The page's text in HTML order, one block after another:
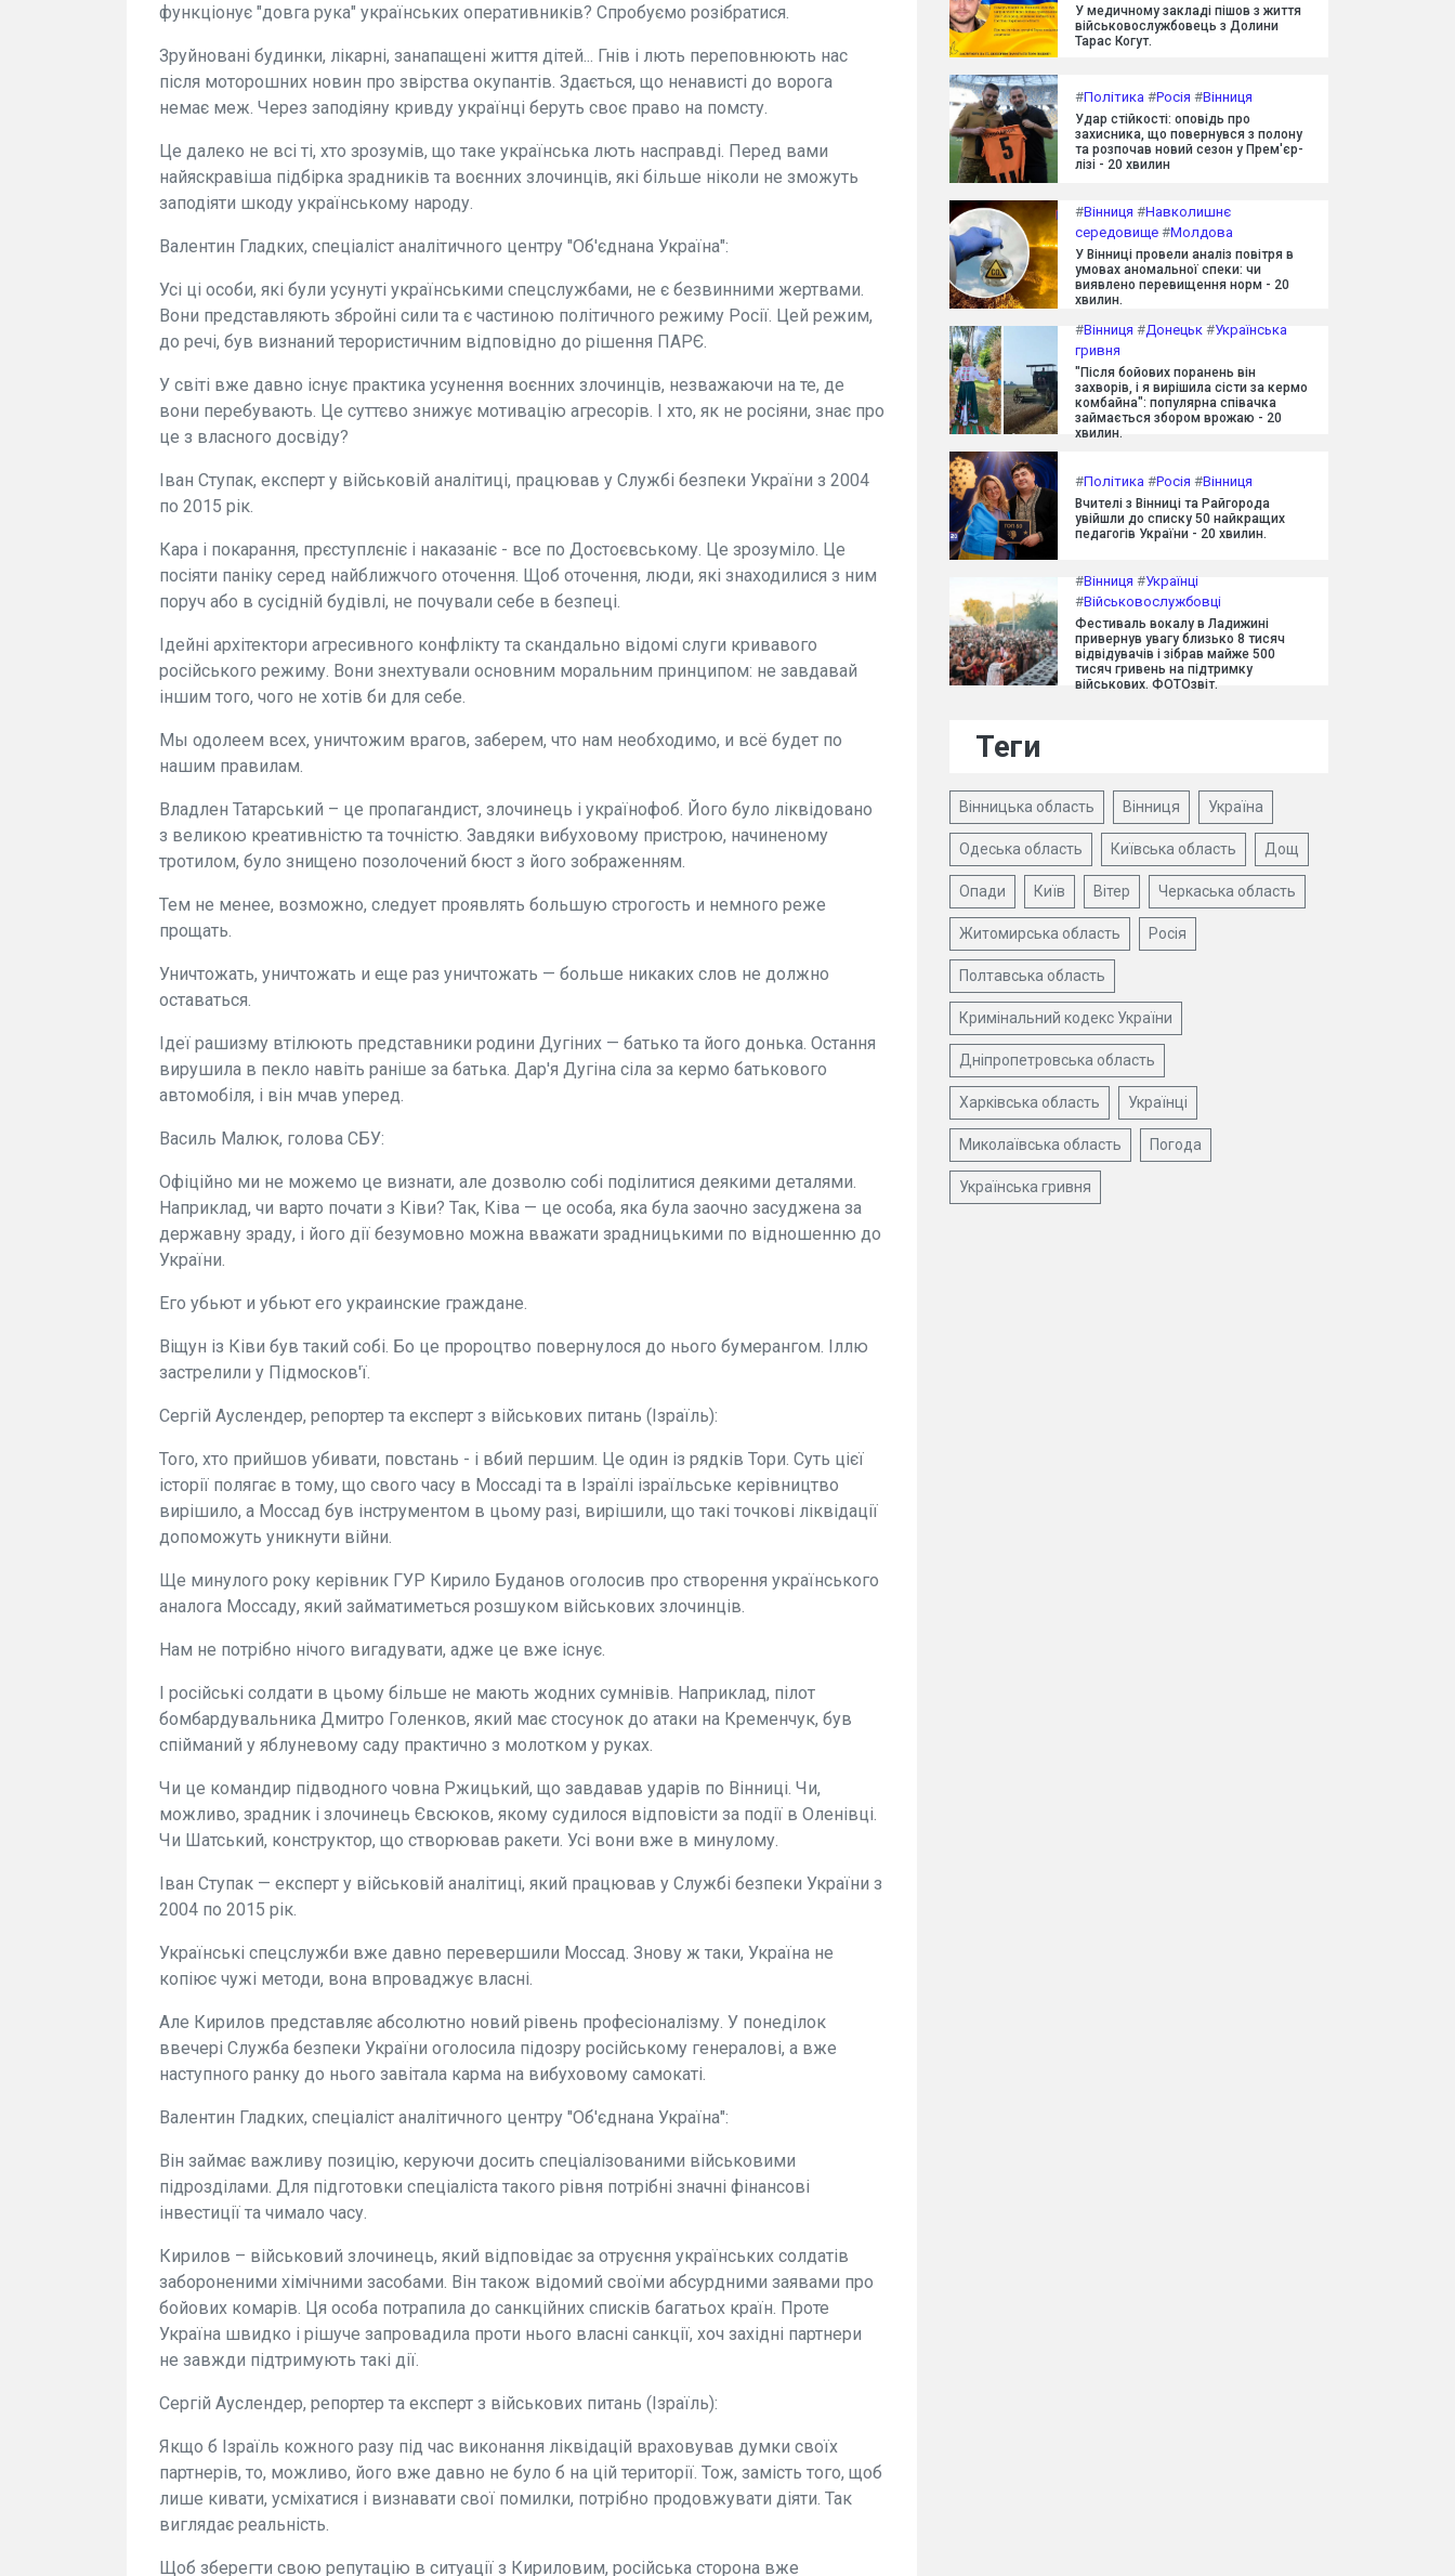
функціонує "довга рука" українських оперативників? Спробуємо розібратися.
Зруйновані будинки, лікарні, занапащені життя дітей... Гнів і лють переповнюють нас
після моторошних новин про звірства окупантів. Здається, що ненависті до ворога
немає меж. Через заподіяну кривду українці беруть своє право на помсту.
Це далеко не всі ті, хто зрозумів, що таке українська лють насправді. Перед вами
найяскравіша підбірка зрадників та воєнних злочинців, які більше ніколи не зможуть
заподіяти шкоду українському народу.
Валентин Гладких, спеціаліст аналітичного центру "Об'єднана Україна":
Усі ці особи, які були усунуті українськими спецслужбами, не є безвинними жертвами.
Вони представляють збройні сили та є частиною політичного режиму Росії. Цей режим,
до речі, був визнаний терористичним відповідно до рішення ПАРЄ.
У світі вже давно існує практика усунення воєнних злочинців, незважаючи на те, де
вони перебувають. Це суттєво знижує мотивацію агресорів. І хто, як не росіяни, знає про
це з власного досвіду?
Іван Ступак, експерт у військовій аналітиці, працював у Службі безпеки України з 2004
по 2015 рік.
Кара і покарання, прєступлєніє і наказаніє - все по Достоєвському. Це зрозуміло. Це
посіяти паніку серед найближчого оточення. Щоб оточення, люди, які знаходилися з ним
поруч або в сусідній будівлі, не почували себе в безпеці.
Ідейні архітектори агресивного конфлікту та скандально відомі слуги кривавого
російського режиму. Вони знехтували основним моральним принципом: не завдавай
іншим того, чого не хотів би для себе.
Мы одолеем всех, уничтожим врагов, заберем, что нам необходимо, и всё будет по
нашим правилам.
Владлен Татарський – це пропагандист, злочинець і українофоб. Його було ліквідовано
з великою креативністю та точністю. Завдяки вибуховому пристрою, начиненому
тротилом, було знищено позолочений бюст з його зображенням.
Тем не менее, возможно, следует проявлять большую строгость и немного реже
прощать.
Уничтожать, уничтожать и еще раз уничтожать — больше никаких слов не должно
оставаться.
Ідеї рашизму втілюють представники родини Дугіних — батько та його донька. Остання
вирушила в пекло навіть раніше за батька. Дар'я Дугіна сіла за кермо батькового
автомобіля, і він мчав уперед.
Василь Малюк, голова СБУ:
Офіційно ми не можемо це визнати, але дозволю собі поділитися деякими деталями.
Наприклад, чи варто почати з Ківи? Так, Ківа — це особа, яка була заочно засуджена за
державну зраду, і його дії безумовно можна вважати зрадницькими по відношенню до
України.
Его убьют и убьют его украинские граждане.
Віщун із Ківи був такий собі. Бо це пророцтво повернулося до нього бумерангом. Іллю
застрелили у Підмосков'ї.
Сергій Ауслендер, репортер та експерт з військових питань (Ізраїль):
Того, хто прийшов убивати, повстань - і вбий першим. Це один із рядків Тори. Суть цієї
історії полягає в тому, що свого часу в Моссаді та в Ізраїлі ізраїльське керівництво
вирішило, а Моссад був інструментом в цьому разі, вирішили, що такі точкові ліквідації
допоможуть уникнути війни.
Ще минулого року керівник ГУР Кирило Буданов оголосив про створення українського
аналога Моссаду, який займатиметься розшуком військових злочинців.
Нам не потрібно нічого вигадувати, адже це вже існує.
І російські солдати в цьому більше не мають жодних сумнівів. Наприклад, пілот
бомбардувальника Дмитро Голенков, який має стосунок до атаки на Кременчук, був
спійманий у яблуневому саду практично з молотком у руках.
Чи це командир підводного човна Ржицький, що завдавав ударів по Вінниці. Чи,
можливо, зрадник і злочинець Євсюков, якому судилося відповісти за події в Оленівці.
Чи Шатський, конструктор, що створював ракети. Усі вони вже в минулому.
Іван Ступак — експерт у військовій аналітиці, який працював у Службі безпеки України з
2004 по 2015 рік.
Українські спецслужби вже давно перевершили Моссад. Знову ж таки, Україна не
копіює чужі методи, вона впроваджує власні.
Але Кирилов представляє абсолютно новий рівень професіоналізму. У понеділок
ввечері Служба безпеки України оголосила підозру російському генералові, а вже
наступного ранку до нього завітала карма на вибуховому самокаті.
Валентин Гладких, спеціаліст аналітичного центру "Об'єднана Україна":
Він займає важливу позицію, керуючи досить спеціалізованими військовими
підрозділами. Для підготовки спеціаліста такого рівня потрібні значні фінансові
інвестиції та чимало часу.
Кирилов – військовий злочинець, який відповідає за отруєння українських солдатів
забороненими хімічними засобами. Він також відомий своїми абсурдними заявами про
бойових комарів. Ця особа потрапила до санкційних списків багатьох країн. Проте
Україна швидко і рішуче запровадила проти нього власні санкції, хоч західні партнери
не завжди підтримують такі дії.
Сергій Ауслендер, репортер та експерт з військових питань (Ізраїль):
Якщо б Ізраїль кожного разу під час виконання ліквідацій враховував думки своїх
партнерів, то, можливо, його вже давно не було б на цій території. Тож, замість того, щоб
лише кивати, усміхатися і визнавати свої помилки, потрібно продовжувати діяти. Так
виглядає реальність.
Щоб зберегти свою репутацію в ситуації з Кириловим, російська сторона вже
У медичному закладі пішов з життя
військовослужбовець з Долини
Тарас Когут.
#Політика #Росія #Вінниця
Удар стійкості: оповідь про
захисника, що повернувся з полону
та розпочав новий сезон у Прем'єр-
лізі - 20 хвилин
#Вінниця #Навколишнє
середовище #Молдова
У Вінниці провели аналіз повітря в
умовах аномальної спеки: чи
виявлено перевищення норм - 20
хвилин.
#Вінниця #Донецьк #Українська
гривня
"Після бойових поранень він
захворів, і я вирішила сісти за кермо
комбайна": популярна співачка
займається збором врожаю - 20
хвилин.
#Політика #Росія #Вінниця
Вчителі з Вінниці та Райгорода
увійшли до списку 50 найкращих
педагогів України - 20 хвилин.
#Вінниця #Українці
#Військовослужбовці
Фестиваль вокалу в Ладижині
привернув увагу близько 8 тисяч
відвідувачів і зібрав майже 500
тисяч гривень на підтримку
військових. ФОТОзвіт.
Теги
Вінницька область Вінниця Україна
Одеська область Київська область Дощ
Опади Київ Вітер Черкаська область
Житомирська область Росія
Полтавська область
Кримінальний кодекс України
Дніпропетровська область
Харківська область Українці
Миколаївська область Погода
Українська гривня